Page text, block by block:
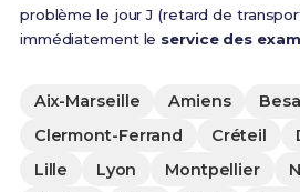
problème le jour J (retard de
immédiatement le service des
Aix-Marseille Amiens
Clermont-Ferrand
Créteil
Lille
Lyon Montpellier